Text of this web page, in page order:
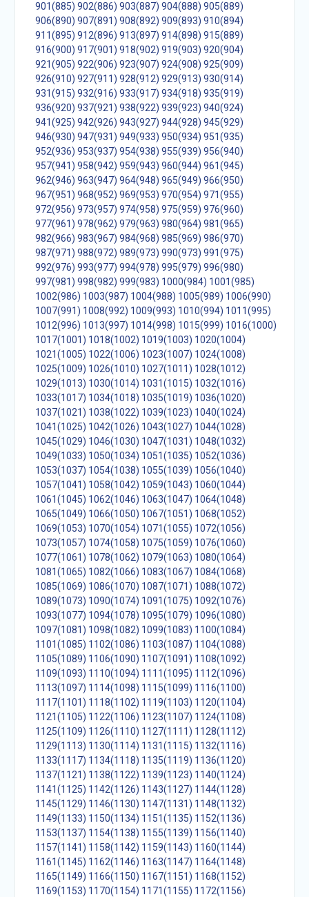
901(885) 902(886) 903(887) 904(888) 905(889)
906(890) 907(891) 908(892) 909(893) 910(894)
911(895) 912(896) 913(897) 914(898) 915(889)
916(900) 917(901) 918(902) 919(903) 920(904)
921(905) 922(906) 923(907) 924(908) 925(909)
926(910) 927(911) 928(912) 929(913) 930(914)
931(915) 932(916) 933(917) 934(918) 935(919)
936(920) 937(921) 938(922) 939(923) 940(924)
941(925) 942(926) 943(927) 944(928) 945(929)
946(930) 947(931) 949(933) 950(934) 951(935)
952(936) 953(937) 954(938) 955(939) 956(940)
957(941) 958(942) 959(943) 960(944) 961(945)
962(946) 963(947) 964(948) 965(949) 966(950)
967(951) 968(952) 969(953) 970(954) 971(955)
972(956) 973(957) 974(958) 975(959) 976(960)
977(961) 978(962) 979(963) 980(964) 981(965)
982(966) 983(967) 984(968) 985(969) 986(970)
987(971) 988(972) 989(973) 990(973) 991(975)
992(976) 993(977) 994(978) 995(979) 996(980)
997(981) 998(982) 999(983) 1000(984) 1001(985)
1002(986) 1003(987) 1004(988) 1005(989) 1006(990)
1007(991) 1008(992) 1009(993) 1010(994) 1011(995)
1012(996) 1013(997) 1014(998) 1015(999) 1016(1000)
1017(1001) 1018(1002) 1019(1003) 1020(1004)
1021(1005) 1022(1006) 1023(1007) 1024(1008)
1025(1009) 1026(1010) 1027(1011) 1028(1012)
1029(1013) 1030(1014) 1031(1015) 1032(1016)
1033(1017) 1034(1018) 1035(1019) 1036(1020)
1037(1021) 1038(1022) 1039(1023) 1040(1024)
1041(1025) 1042(1026) 1043(1027) 1044(1028)
1045(1029) 1046(1030) 1047(1031) 1048(1032)
1049(1033) 1050(1034) 1051(1035) 1052(1036)
1053(1037) 1054(1038) 1055(1039) 1056(1040)
1057(1041) 1058(1042) 1059(1043) 1060(1044)
1061(1045) 1062(1046) 1063(1047) 1064(1048)
1065(1049) 1066(1050) 1067(1051) 1068(1052)
1069(1053) 1070(1054) 1071(1055) 1072(1056)
1073(1057) 1074(1058) 1075(1059) 1076(1060)
1077(1061) 1078(1062) 1079(1063) 1080(1064)
1081(1065) 1082(1066) 1083(1067) 1084(1068)
1085(1069) 1086(1070) 1087(1071) 1088(1072)
1089(1073) 1090(1074) 1091(1075) 1092(1076)
1093(1077) 1094(1078) 1095(1079) 1096(1080)
1097(1081) 1098(1082) 1099(1083) 1100(1084)
1101(1085) 1102(1086) 1103(1087) 1104(1088)
1105(1089) 1106(1090) 1107(1091) 1108(1092)
1109(1093) 1110(1094) 1111(1095) 1112(1096)
1113(1097) 1114(1098) 1115(1099) 1116(1100)
1117(1101) 1118(1102) 1119(1103) 1120(1104)
1121(1105) 1122(1106) 1123(1107) 1124(1108)
1125(1109) 1126(1110) 1127(1111) 1128(1112)
1129(1113) 1130(1114) 1131(1115) 1132(1116)
1133(1117) 1134(1118) 1135(1119) 1136(1120)
1137(1121) 1138(1122) 1139(1123) 1140(1124)
1141(1125) 1142(1126) 1143(1127) 1144(1128)
1145(1129) 1146(1130) 1147(1131) 1148(1132)
1149(1133) 1150(1134) 1151(1135) 1152(1136)
1153(1137) 1154(1138) 1155(1139) 1156(1140)
1157(1141) 1158(1142) 1159(1143) 1160(1144)
1161(1145) 1162(1146) 1163(1147) 1164(1148)
1165(1149) 1166(1150) 1167(1151) 1168(1152)
1169(1153) 1170(1154) 1171(1155) 1172(1156)